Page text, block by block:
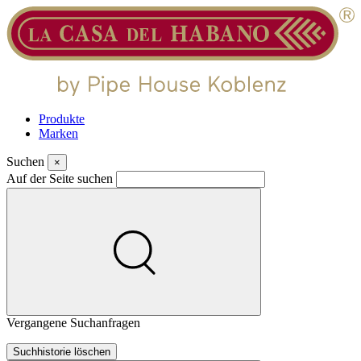
Produkte
Marken
Suchen ×
Auf der Seite suchen
Vergangene Suchanfragen
Suchhistorie löschen